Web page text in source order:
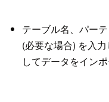
テーブル名、パー
(必要な場合) を入
してデータをイン